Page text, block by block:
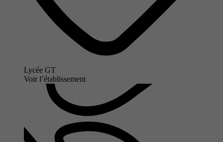
Lycée GT
Voir l’établissement